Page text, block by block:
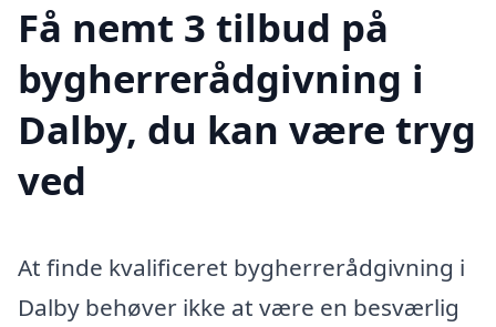
Få nemt 3 tilbud på
bygherrerådgivning i
Dalby, du kan være tryg
ved
At finde kvalificeret bygherrerådgivning i
Dalby behøver ikke at være en besværlig